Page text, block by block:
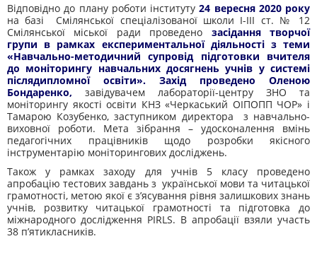
Відповідно до плану роботи інституту 24 вересня 2020 року
на базі Смілянської спеціалізованої школи І-ІІІ ст. № 12
Смілянської міської ради проведено засідання творчої
групи в рамках експериментальної діяльності з теми
«Навчально-методичний супровід підготовки вчителя
до моніторингу навчальних досягнень учнів у системі
післядипломної освіти». Захід проведено Оленою
Бондаренко, завідувачем лабораторії-центру ЗНО та
моніторингу якості освіти КНЗ «Черкаський ОІПОПП ЧОР» і
Тамарою Козубенко, заступником директора з навчально-
виховної роботи. Мета зібрання – удосконалення вмінь
педагогічних працівників щодо розробки якісного
інструментарію моніторингових досліджень.
Також у рамках заходу для учнів 5 класу проведено
апробацію тестових завдань з української мови та читацької
грамотності, метою якої є з’ясування рівня залишкових знань
учнів, розвитку читацької грамотності та підготовка до
міжнародного дослідження PIRLS. В апробації взяли участь
38 п’ятикласників.